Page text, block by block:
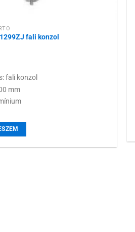
fali konzol
fali konzol
mm